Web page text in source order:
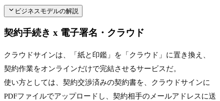
ビジネスモデルの解説
契約手続き x 電子署名・クラウド
クラウドサインは、「紙と印鑑」を「クラウド」に置き換え、
契約作業をオンラインだけで完結させるサービスだ。
使い方としては、契約交渉済みの契約書を、クラウドサインに
PDFファイルでアップロードし、契約相手のメールアドレスに送